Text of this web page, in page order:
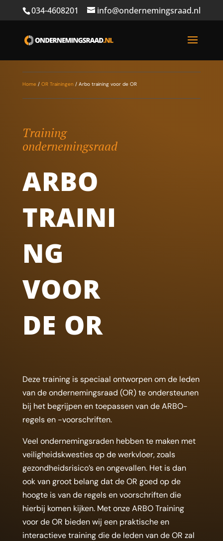
034-4608201 info@ondernemingsraad.nl
Home / OR Trainingen / Arbo training voor de OR
Training
ondernemingsraad
ARBO
TRAINI
NG
VOOR
DE OR
Deze training is speciaal ontworpen om de leden
van de ondernemingsraad (OR) te ondersteunen
bij het begrijpen en toepassen van de ARBO-
regels en -voorschriften.
Veel ondernemingsraden hebben te maken met
veiligheidskwesties op de werkvloer, zoals
gezondheidsrisico’s en ongevallen. Het is dan
ook van groot belang dat de OR goed op de
hoogte is van de regels en voorschriften die
hierbij komen kijken. Met onze ARBO Training
voor de OR bieden wij een praktische en
interactieve training die de leden van de OR zal